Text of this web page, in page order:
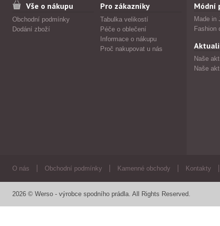
Vše o nákupu
Obchodní podmínky
Dodání zboží
Pro zákazníky
Tabulka velikostí
Péče o oblečení
Informace o nákupu
Proč nakupovat u nás
Módní
Made in
Fashion
Naše
Naše
O nás Obchodní podmínky Kamenné obchody Kontakty
2026 © Werso - výrobce spodního prádla. All Rights Reserved.